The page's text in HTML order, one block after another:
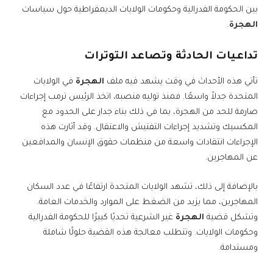
بين الحكومة الفدرالية وحكومات الولايات الديمقراطية حول سياسات
الهجرة.
تداعيات الحادثة وتصاعد التوترات
تأتي هذه الأحداث في وقت يشهد فيه ملف الهجرة في الولايات
المتحدة جدلاً واسعًا. فمنذ توليه منصبه، اتخذ الرئيس ترمب إجراءات
صارمة للحد من الهجرة، بما في ذلك بناء جدار على الحدود مع
المكسيك وتشديد إجراءات التفتيش والاعتقال. وقد أثارت هذه
الإجراءات انتقادات واسعة من منظمات حقوق الإنسان والمدافعين
عن المهاجرين.
بالإضافة إلى ذلك، تشهد الولايات المتحدة ارتفاعًا في عدد السكان
المهاجرين، مما يزيد من الضغط على الموارد والخدمات العامة.
وتشكل قضية الهجرة غير الشرعية تحديًا كبيرًا للحكومة الفدرالية
وحكومات الولايات. وتتطلب معالجة هذه القضية حلولًا شاملة
ومستدامة.